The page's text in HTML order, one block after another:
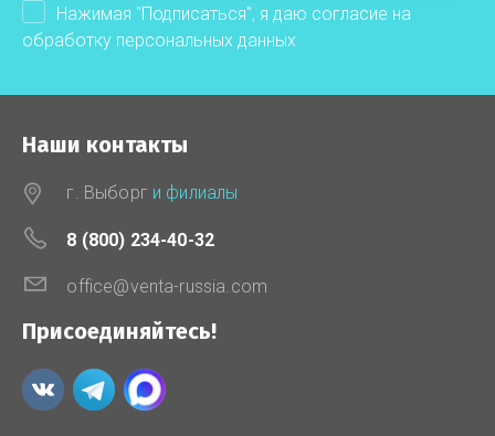
Нажимая "Подписаться", я даю согласие на
обработку персональных данных
Наши контакты
г. Выборг и филиалы
8 (800) 234-40-32
office@venta-russia.com
Присоединяйтесь!